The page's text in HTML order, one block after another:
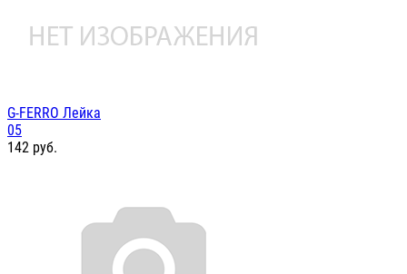
G-FERRO Лейка
05
142 руб.